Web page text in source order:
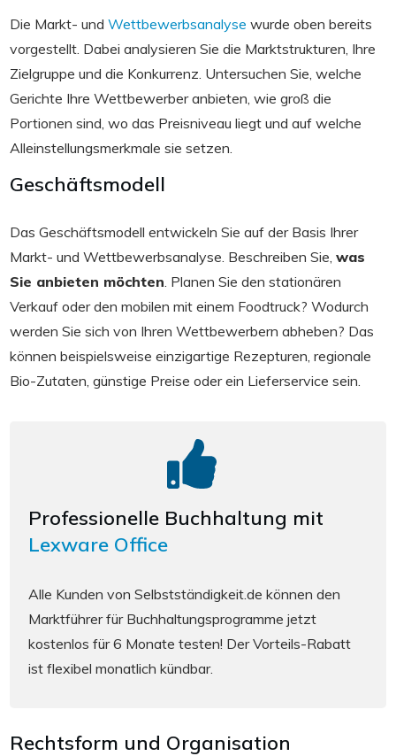
Die Markt- und Wettbewerbsanalyse wurde oben bereits
vorgestellt. Dabei analysieren Sie die Marktstrukturen, Ihre
Zielgruppe und die Konkurrenz. Untersuchen Sie, welche
Gerichte Ihre Wettbewerber anbieten, wie groß die
Portionen sind, wo das Preisniveau liegt und auf welche
Alleinstellungsmerkmale sie setzen.
Geschäftsmodell
Das Geschäftsmodell entwickeln Sie auf der Basis Ihrer
Markt- und Wettbewerbsanalyse. Beschreiben Sie, was
Sie anbieten möchten . Planen Sie den stationären
Verkauf oder den mobilen mit einem Foodtruck? Wodurch
werden Sie sich von Ihren Wettbewerbern abheben? Das
können beispielsweise einzigartige Rezepturen, regionale
Bio-Zutaten, günstige Preise oder ein Lieferservice sein.
Professionelle Buchhaltung mit
Lexware Office
Alle Kunden von Selbstständigkeit.de können den
Marktführer für Buchhaltungsprogramme jetzt
kostenlos für 6 Monate testen! Der Vorteils-Rabatt
ist flexibel monatlich kündbar.
Rechtsform und Organisation